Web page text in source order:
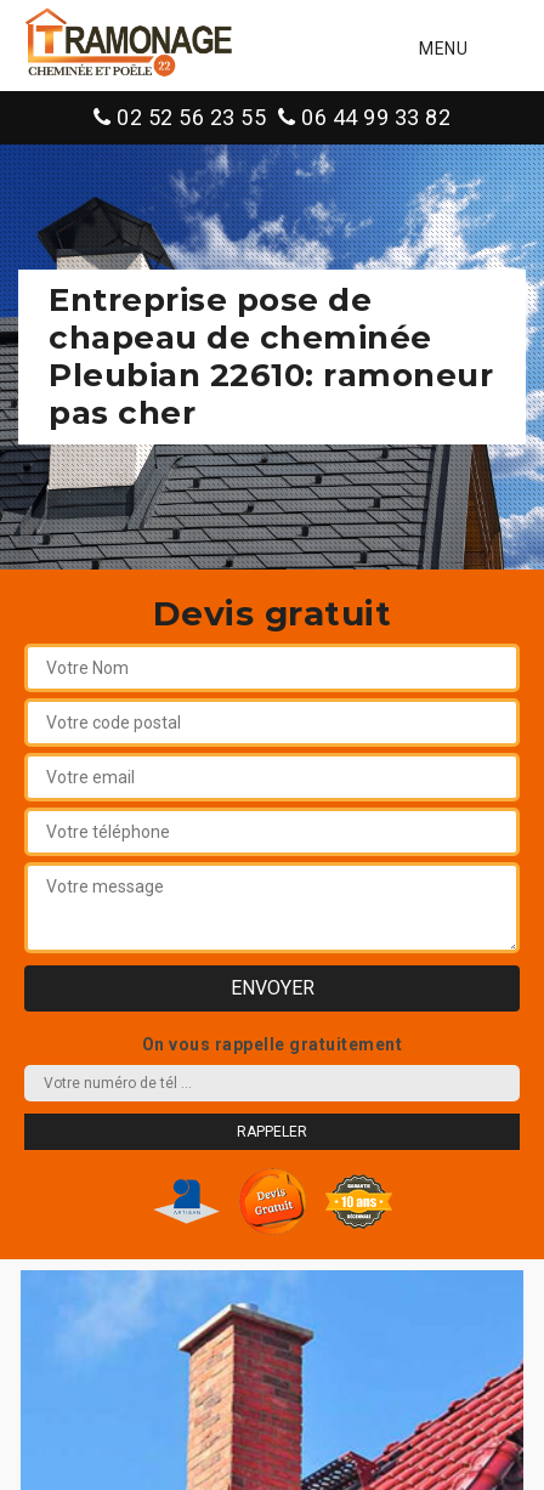
MENU
02 52 56 23 55 06 44 99 33 82
Entreprise pose de
chapeau de cheminée
Pleubian 22610: ramoneur
pas cher
Devis gratuit
On vous rappelle gratuitement